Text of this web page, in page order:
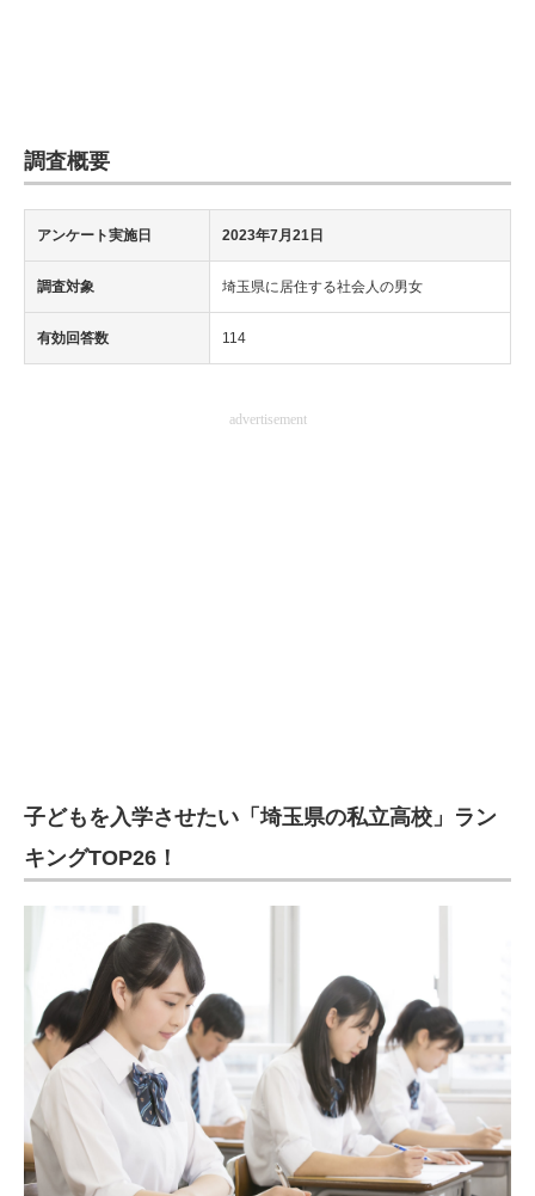
建設×テクノロジーの最前線
ちょっと気になるネットの話題
調査概要
アンケート実施日 2023年7月21日
調査対象 埼玉県に居住する社会人の男女
有効回答数 114
advertisement
子どもを入学させたい「埼玉県の私立高校」ラン
キングTOP26！